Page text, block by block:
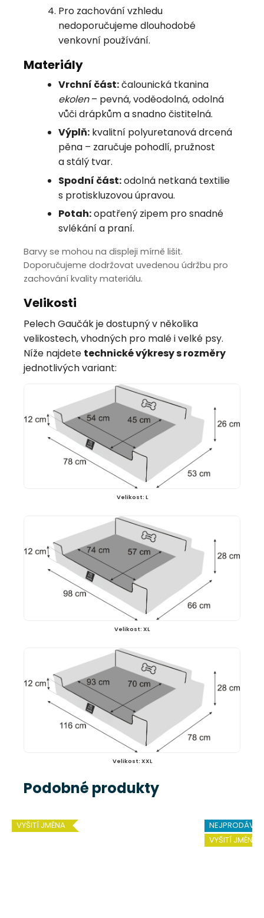
Pro zachování vzhledu
nedoporučujeme dlouhodobé
venkovní používání.
Materiály
Vrchní část:čalounická tkanina
ekolen– pevná, voděodolná, odolná
vůči drápkům a snadno čistitelná.
Výplň: kvalitní polyuretanová drcená
pěna – zaručuje pohodlí, pružnost
a stálý tvar.
Spodní část:odolná netkaná textilie
s protiskluzovou úpravou.
Potah:opatřený zipem pro snadné
svlékání a praní.
Barvy se mohou na displeji mírně lišit.
Doporučujeme dodržovat uvedenou údržbu pro
zachování kvality materiálu.
Velikosti
Pelech Gaučák je dostupný v několika
velikostech, vhodných pro malé i velké psy.
Níže najdete technické výkresy s rozměry
jednotlivých variant:
Velikost: L
Velikost: XL
Velikost: XXL
Podobné produkty
VYŠITÍ JMÉNA
VYŠITÍ JMÉNA